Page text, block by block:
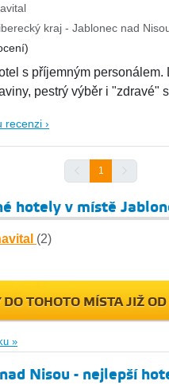
kraj - Jablonec nad
s příjemným personálem.
pestrý výběr i "zdravé"
recenzi ›
1
hotely v místě
(2)
DO TOHOTO MÍSTA JIŽ OD
»
Nisou - nejlepší